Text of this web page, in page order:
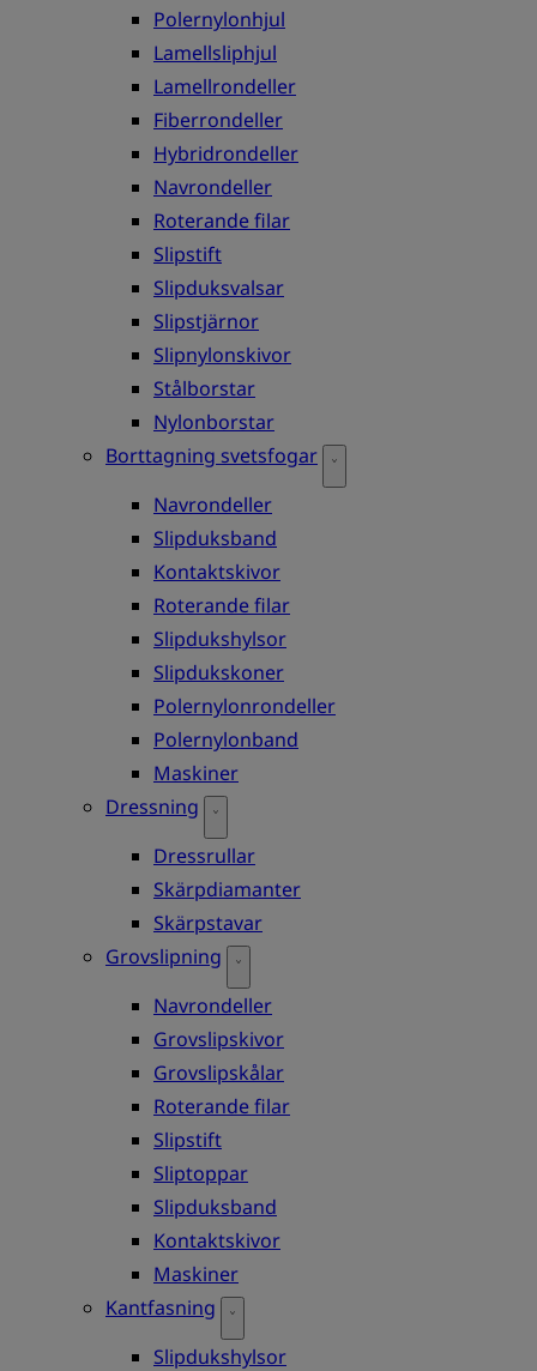
Polernylonhjul
Lamellsliphjul
Lamellrondeller
Fiberrondeller
Hybridrondeller
Navrondeller
Roterande filar
Slipstift
Slipduksvalsar
Slipstjärnor
Slipnylonskivor
Stålborstar
Nylonborstar
Borttagning svetsfogar
Navrondeller
Slipduksband
Kontaktskivor
Roterande filar
Slipdukshylsor
Slipdukskoner
Polernylonrondeller
Polernylonband
Maskiner
Dressning
Dressrullar
Skärpdiamanter
Skärpstavar
Grovslipning
Navrondeller
Grovslipskivor
Grovslipskålar
Roterande filar
Slipstift
Sliptoppar
Slipduksband
Kontaktskivor
Maskiner
Kantfasning
Slipdukshylsor